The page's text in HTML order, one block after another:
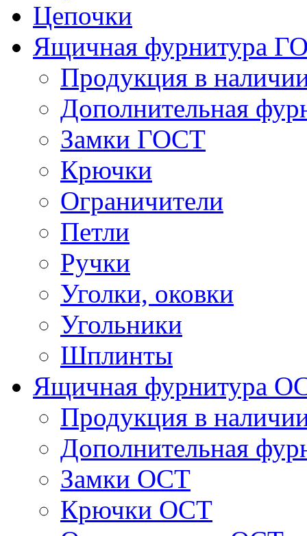
Цепочки
Ящичная фурнитура
Продукция в
Дополнительная
Замки ГОСТ
Крючки
Ограничители
Петли
Ручки
Уголки, оковки
Угольники
Шплинты
Ящичная фурнитура
Продукция в
Дополнительная
Замки ОСТ
Крючки ОСТ